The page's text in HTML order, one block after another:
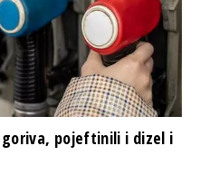
goriva, pojeftinili i dizel i